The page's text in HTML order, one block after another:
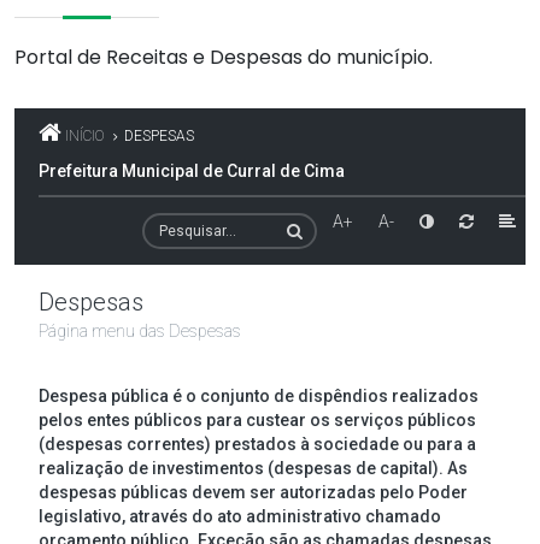
Portal de Receitas e Despesas do município.